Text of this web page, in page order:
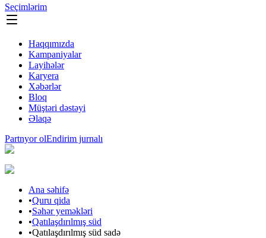
Seçimlərim
Haqqımızda
Kampaniyalar
Layihələr
Karyera
Xəbərlər
Bloq
Müştəri dəstəyi
Əlaqə
Partnyor olEndirim jurnalı
Ana səhifə
•Quru qida
•Səhər yeməkləri
•Qatılaşdırılmış süd
•Qatılaşdırılmış süd sadə